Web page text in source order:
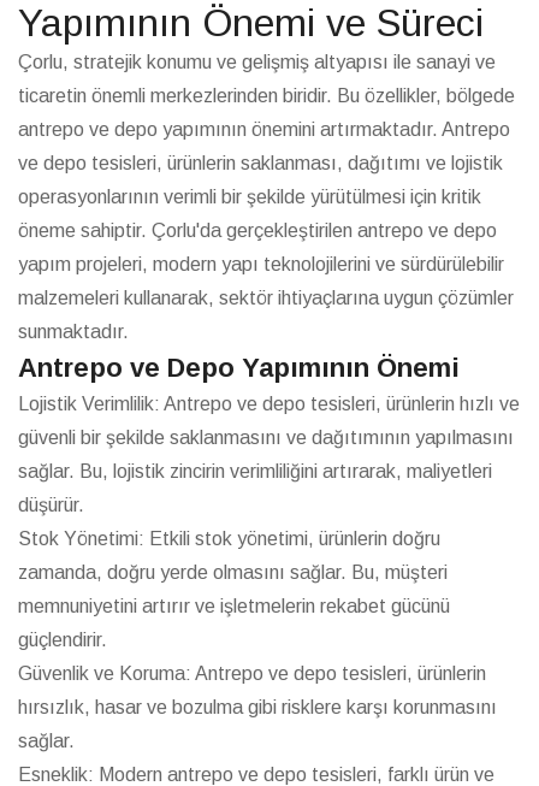
Yapımının Önemi ve Süreci
Çorlu, stratejik konumu ve gelişmiş altyapısı ile sanayi ve
ticaretin önemli merkezlerinden biridir. Bu özellikler, bölgede
antrepo ve depo yapımının önemini artırmaktadır. Antrepo
ve depo tesisleri, ürünlerin saklanması, dağıtımı ve lojistik
operasyonlarının verimli bir şekilde yürütülmesi için kritik
öneme sahiptir. Çorlu'da gerçekleştirilen antrepo ve depo
yapım projeleri, modern yapı teknolojilerini ve sürdürülebilir
malzemeleri kullanarak, sektör ihtiyaçlarına uygun çözümler
sunmaktadır.
Antrepo ve Depo Yapımının Önemi
Lojistik Verimlilik: Antrepo ve depo tesisleri, ürünlerin hızlı ve
güvenli bir şekilde saklanmasını ve dağıtımının yapılmasını
sağlar. Bu, lojistik zincirin verimliliğini artırarak, maliyetleri
düşürür.
Stok Yönetimi: Etkili stok yönetimi, ürünlerin doğru
zamanda, doğru yerde olmasını sağlar. Bu, müşteri
memnuniyetini artırır ve işletmelerin rekabet gücünü
güçlendirir.
Güvenlik ve Koruma: Antrepo ve depo tesisleri, ürünlerin
hırsızlık, hasar ve bozulma gibi risklere karşı korunmasını
sağlar.
Esneklik: Modern antrepo ve depo tesisleri, farklı ürün ve